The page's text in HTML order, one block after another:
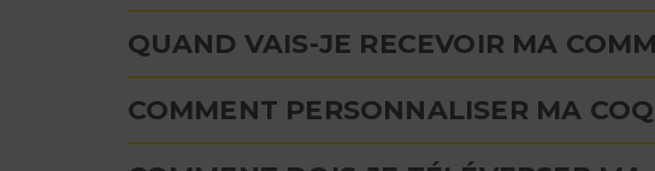
QUAND VAIS-JE RECEVOIR MA
COMMENT PERSONNALISER MA